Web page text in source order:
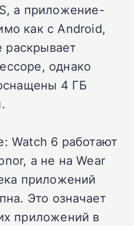
а приложение-
как с Android,
раскрывает
однако
4 ГБ
Watch 6 работают
а не на Wear
приложений
Это означает
приложений в